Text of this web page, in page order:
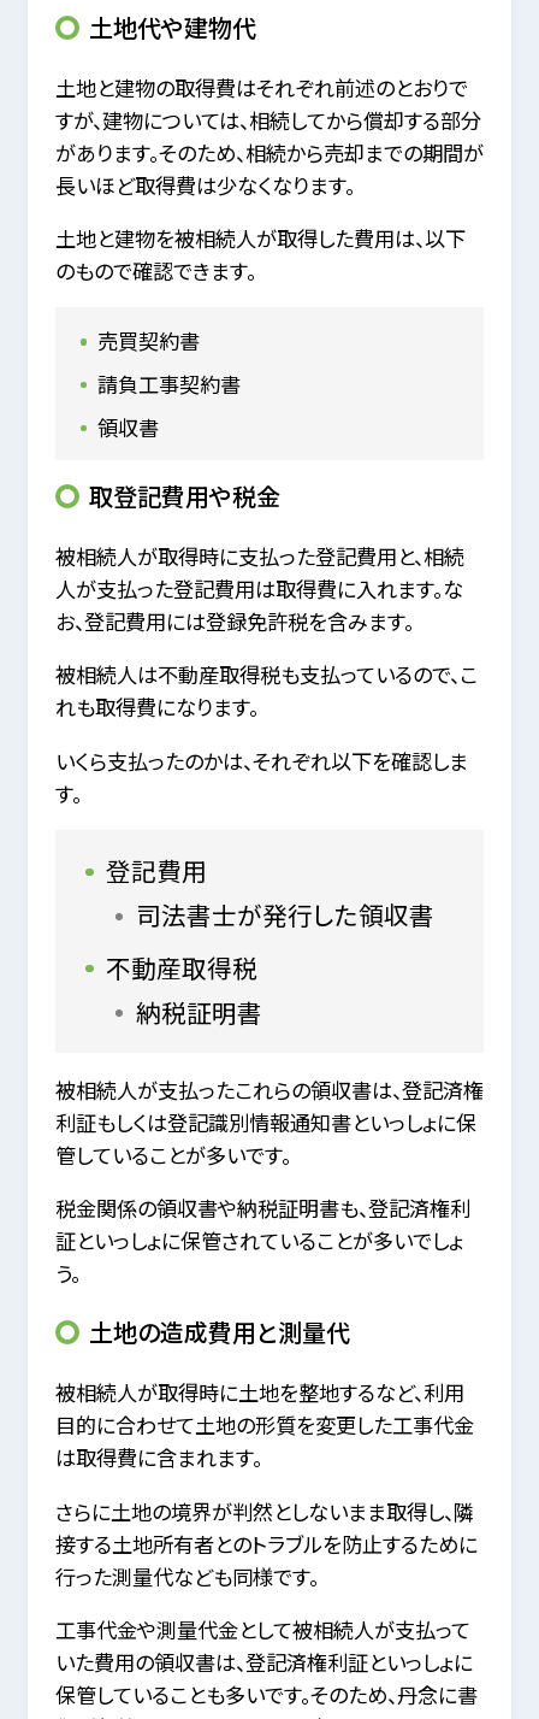
土地代や建物代
土地と建物の取得費はそれぞれ前述のとおりで
すが、建物については、相続してから償却する部分
があります。そのため、相続から売却までの期間が
長いほど取得費は少なくなります。
土地と建物を被相続人が取得した費用は、以下
のもので確認できます。
売買契約書
請負工事契約書
領収書
取登記費用や税金
被相続人が取得時に支払った登記費用と、相続
人が支払った登記費用は取得費に入れます。な
お、登記費用には登録免許税を含みます。
被相続人は不動産取得税も支払っているので、こ
れも取得費になります。
いくら支払ったのかは、それぞれ以下を確認しま
す。
登記費用
司法書士が発行した領収書
不動産取得税
納税証明書
被相続人が支払ったこれらの領収書は、登記済権
利証もしくは登記識別情報通知書といっしょに保
管していることが多いです。
税金関係の領収書や納税証明書も、登記済権利
証といっしょに保管されていることが多いでしょ
う。
土地の造成費用と測量代
被相続人が取得時に土地を整地するなど、利用
目的に合わせて土地の形質を変更した工事代金
は取得費に含まれます。
さらに土地の境界が判然としないまま取得し、隣
接する土地所有者とのトラブルを防止するために
行った測量代なども同様です。
工事代金や測量代金として被相続人が支払って
いた費用の領収書は、登記済権利証といっしょに
保管していることも多いです。そのため、丹念に書